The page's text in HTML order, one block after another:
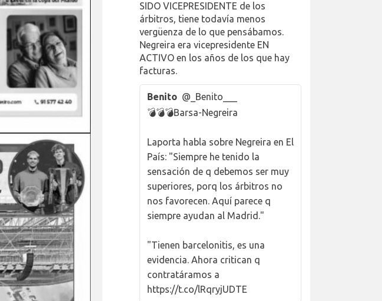
SIDO VICEPRESIDENTE de los
árbitros, tiene todavía menos
vergüenza de lo que pensábamos.
Negreira era vicepresidente EN
ACTIVO en los años de los que hay
facturas.
Benito @_Benito___
💣💣💣Barsa-Negreira
Laporta habla sobre Negreira en El
País: "Siempre he tenido la
sensación de q debemos ser muy
superiores, porq los árbitros no
nos favorecen. Aquí parece q
siempre ayudan al Madrid."
"Tienen barcelonitis, es una
evidencia. Ahora critican q
contratáramos a
https://t.co/lRqryjUDTE